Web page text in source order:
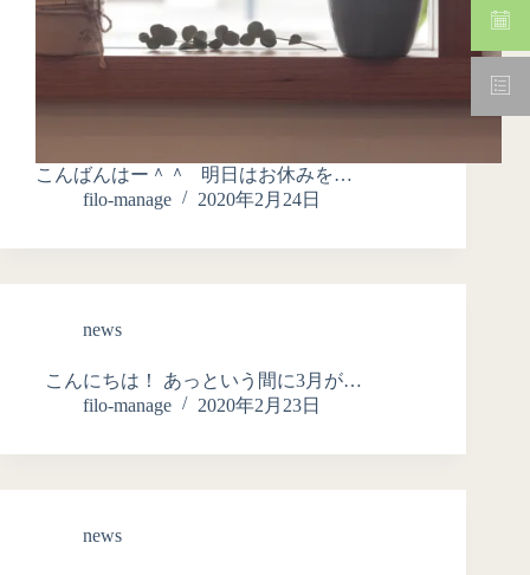
こんばんはー＾＾ 明日はお休みを…
filo-manage
2020年2月24日
news
こんにちは！ あっという間に3月が…
filo-manage
2020年2月23日
news